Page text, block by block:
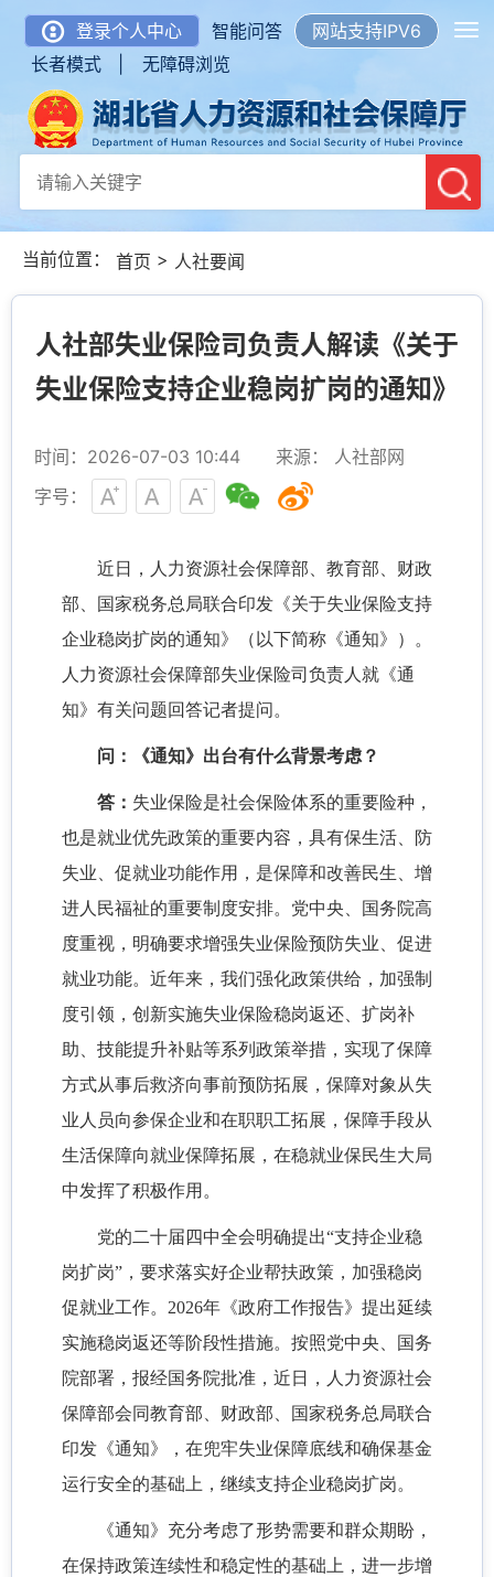
登录个人中心 智能问答
网站支持IPV6
长者模式 |
无障碍浏览
当前位置： 首页 > 人社要闻
人社部失业保险司负责人解读《关于
失业保险支持企业稳岗扩岗的通知》
时间：2026-07-03 10:44
来源： 人社部网
字号：
近日，人力资源社会保障部、教育部、财政
部、国家税务总局联合印发《关于失业保险支持
企业稳岗扩岗的通知》（以下简称《通知》）。
人力资源社会保障部失业保险司负责人就《通
知》有关问题回答记者提问。
问：《通知》出台有什么背景考虑？
答： 失业保险是社会保险体系的重要险种，
也是就业优先政策的重要内容，具有保生活、防
失业、促就业功能作用，是保障和改善民生、增
进人民福祉的重要制度安排。党中央、国务院高
度重视，明确要求增强失业保险预防失业、促进
就业功能。近年来，我们强化政策供给，加强制
度引领，创新实施失业保险稳岗返还、扩岗补
助、技能提升补贴等系列政策举措，实现了保障
方式从事后救济向事前预防拓展，保障对象从失
业人员向参保企业和在职职工拓展，保障手段从
生活保障向就业保障拓展，在稳就业保民生大局
中发挥了积极作用。
党的二十届四中全会明确提出“支持企业稳
岗扩岗”，要求落实好企业帮扶政策，加强稳岗
促就业工作。2026年《政府工作报告》提出延续
实施稳岗返还等阶段性措施。按照党中央、国务
院部署，报经国务院批准，近日，人力资源社会
保障部会同教育部、财政部、国家税务总局联合
印发《通知》，在兜牢失业保障底线和确保基金
运行安全的基础上，继续支持企业稳岗扩岗。
《通知》充分考虑了形势需要和群众期盼，
在保持政策连续性和稳定性的基础上，进一步增